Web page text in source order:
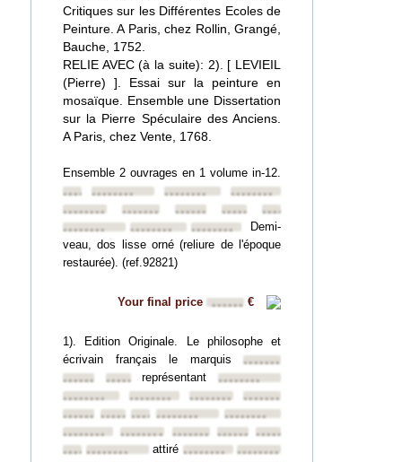
Critiques sur les Différentes Ecoles de
Peinture. A Paris, chez Rollin, Grangé,
Bauche, 1752.
RELIE AVEC (à la suite): 2). [ LEVIEIL
(Pierre) ]. Essai sur la peinture en
mosaïque. Ensemble une Dissertation
sur la Pierre Spéculaire des Anciens.
A Paris, chez Vente, 1768.
Ensemble 2 ouvrages en 1 volume in-12.
•••••••••••••••• ••••••••
••••••••
••••••••
•••••••• •••••••• ••••••••••••••••
••••••••
•••••••• ••••••••
Demi-
veau, dos lisse orné (reliure de l'époque
restaurée). (ref.92821)
Your final price •••••• €
1). Edition Originale. Le philosophe et
écrivain français le marquis ••••••••
••••••••••••••••représentant••••••••
••••••••
•••••••• ••••••••
••••••••
••••••••••••••••••••••••••••••••
••••••••
••••••••
•••••••• •••••••• ••••••••••••••••
•••••••••••••••• attiré ••••••••
••••••••